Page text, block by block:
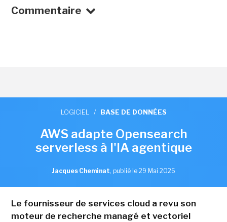
Commentaire
LOGICIEL / BASE DE DONNÉES
AWS adapte Opensearch
serverless à l'IA agentique
Jacques Cheminat, publié le 29 Mai 2026
Le fournisseur de services cloud a revu son
moteur de recherche managé et vectoriel